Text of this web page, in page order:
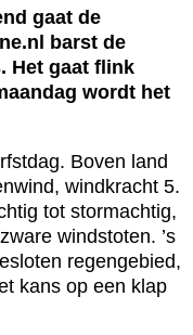
gaat de
barst de
Het gaat flink
wordt het
Boven land
windkracht 5.
tot stormachtig,
windstoten. ’s
regengebied,
kans op een klap